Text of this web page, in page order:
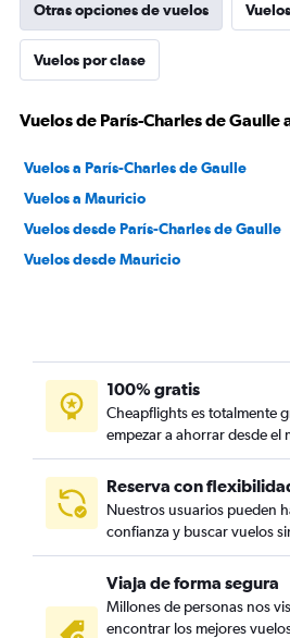
Otras opciones de vuelos
Vuelos por clase
Vuelos de París-Charles de Gaulle
Vuelos a París-Charles de Gaulle
Vuelos a Mauricio
Vuelos desde París-Charles de Gaulle
Vuelos desde Mauricio
100% gratis
Cheapflights es totalmente
empezar a ahorrar desde el
Reserva con
Nuestros usuarios pueden
confianza y buscar vuelos
Viaja de forma segura
Millones de personas nos
encontrar los mejores